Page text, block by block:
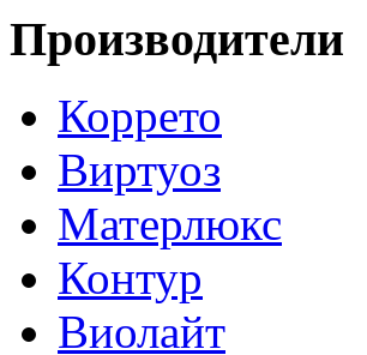
Производители
Коррето
Виртуоз
Матерлюкс
Контур
Виолайт